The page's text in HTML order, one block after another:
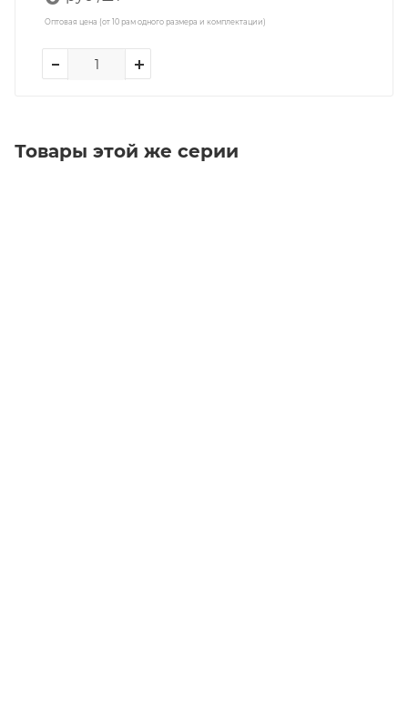
Оптовая цена (от 10 рам одного размера и комплектации)
Товары этой же серии